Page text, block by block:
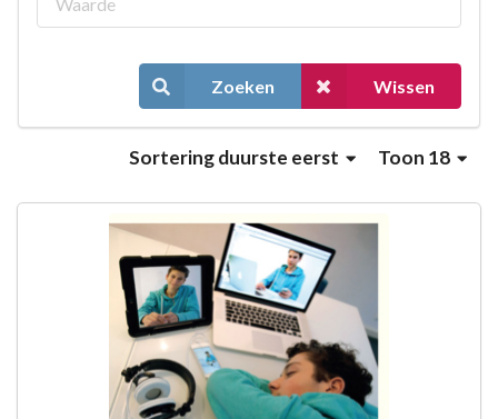
Zoeken Wissen
Toon 18
Sorteringduurste eerst